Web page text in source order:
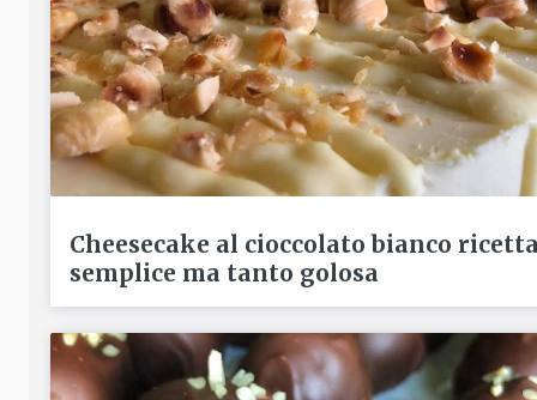
Cheesecake al cioccolato bianco
semplice ma tanto golosa